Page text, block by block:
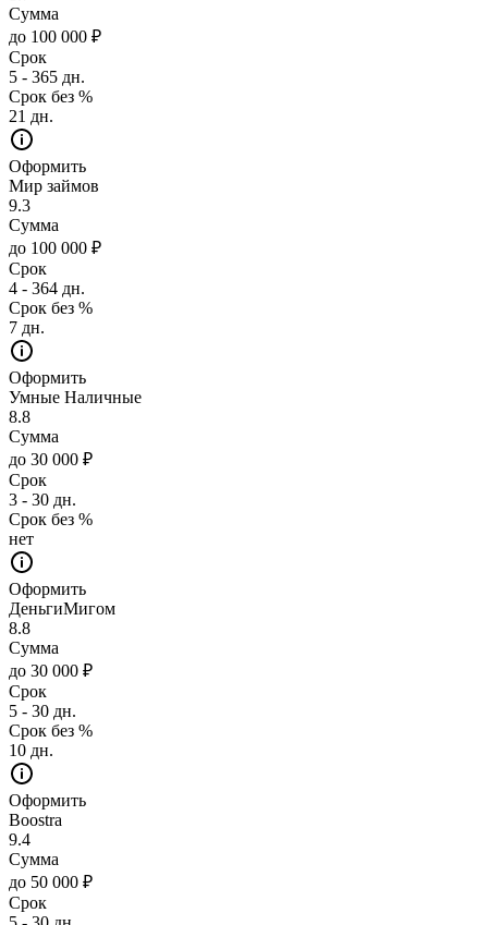
Сумма
до 100 000 ₽
Срок
5 - 365 дн.
Срок без %
21 дн.
Оформить
Мир займов
9.3
Сумма
до 100 000 ₽
Срок
4 - 364 дн.
Срок без %
7 дн.
Оформить
Умные Наличные
8.8
Сумма
до 30 000 ₽
Срок
3 - 30 дн.
Срок без %
нет
Оформить
ДеньгиМигом
8.8
Сумма
до 30 000 ₽
Срок
5 - 30 дн.
Срок без %
10 дн.
Оформить
Boostra
9.4
Сумма
до 50 000 ₽
Срок